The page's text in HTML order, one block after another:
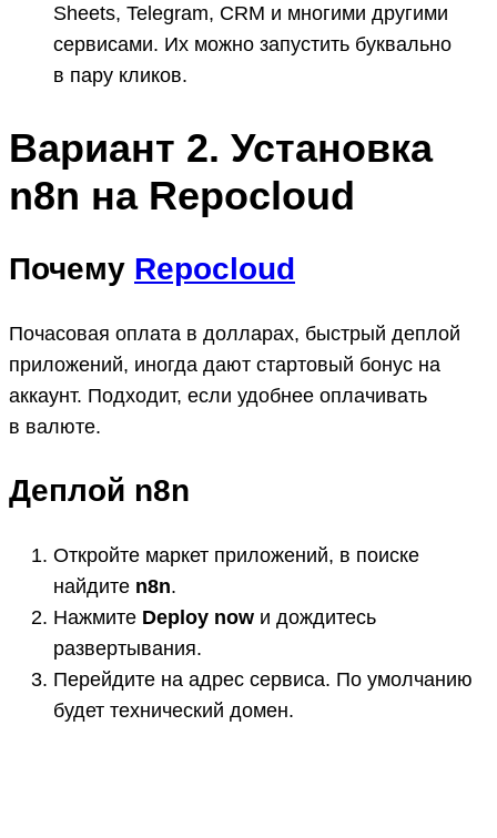
Sheets, Telegram, CRM и многими другими
сервисами. Их можно запустить буквально
в пару кликов.
Вариант 2. Установка
n8n на Repocloud
Почему Repocloud
Почасовая оплата в долларах, быстрый деплой
приложений, иногда дают стартовый бонус на
аккаунт. Подходит, если удобнее оплачивать
в валюте.
Деплой n8n
Откройте маркет приложений, в поиске
найдите n8n.
Нажмите Deploy now и дождитесь
развертывания.
Перейдите на адрес сервиса. По умолчанию
будет технический домен.